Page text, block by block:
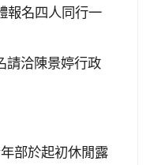
報名四人同行一
請洽陳景婷行政
部於起初休閒露